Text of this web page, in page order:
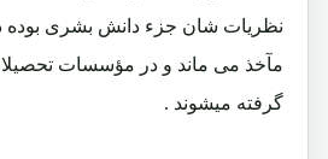
نظریات شان جزء دانش بشری بوده
مآخذ می ماند و در مؤسسات
گرفته میشوند .